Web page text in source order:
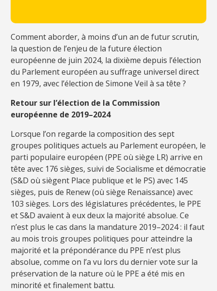
Comment aborder, à moins d’un an de futur scrutin,
la question de l’enjeu de la future élection
européenne de juin 2024, la dixième depuis l’élection
du Parlement européen au suffrage universel direct
en 1979, avec l’élection de Simone Veil à sa tête ?
Retour sur l’élection de la Commission
européenne de 2019–2024
Lorsque l’on regarde la composition des sept
groupes politiques actuels au Parlement européen, le
parti populaire européen (PPE où siège LR) arrive en
tête avec 176 sièges, suivi de Socialisme et démocratie
(S&D où siègent Place publique et le PS) avec 145
sièges, puis de Renew (où siège Renaissance) avec
103 sièges. Lors des législatures précédentes, le PPE
et S&D avaient à eux deux la majorité absolue. Ce
n’est plus le cas dans la mandature 2019–2024 : il faut
au mois trois groupes politiques pour atteindre la
majorité et la prépondérance du PPE n’est plus
absolue, comme on l’a vu lors du dernier vote sur la
préservation de la nature où le PPE a été mis en
minorité et finalement battu.